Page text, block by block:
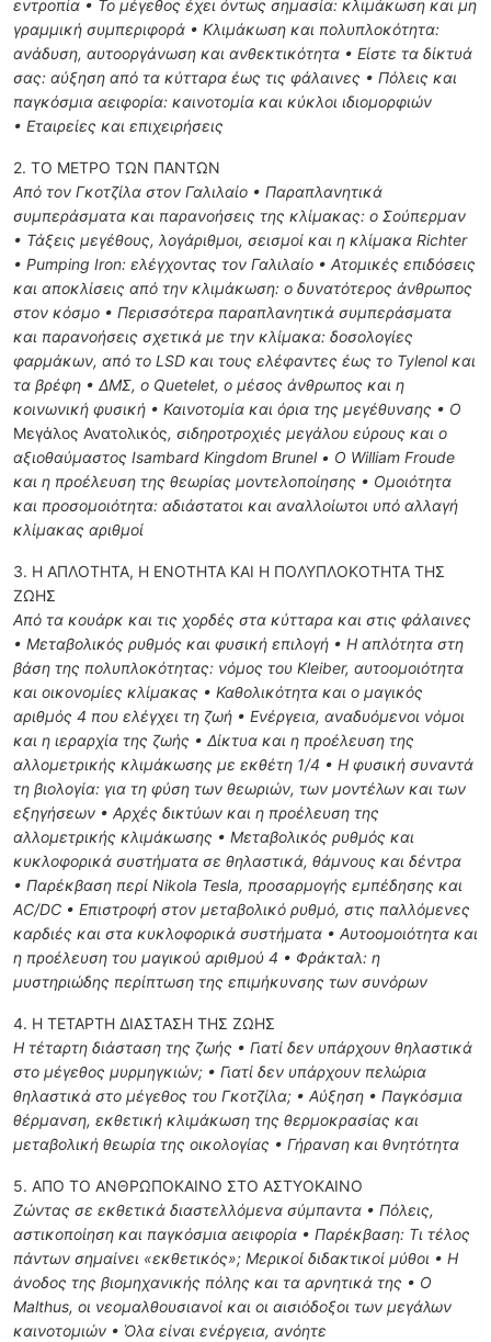
εντροπία • Το μέγεθος έχει όντως σημασία: κλιμάκωση και μη
γραμμική συμπεριφορά • Κλιμάκωση και πολυπλοκότητα:
ανάδυση, αυτοοργάνωση και ανθεκτικότητα • Είστε τα δίκτυά
σας: αύξηση από τα κύτταρα έως τις φάλαινες • Πόλεις και
παγκόσμια αειφορία: καινοτομία και κύκλοι ιδιομορφιών
• Εταιρείες και επιχειρήσεις
2. ΤΟ ΜΕΤΡΟ ΤΩΝ ΠΑΝΤΩΝ
Από τον Γκοτζίλα στον Γαλιλαίο • Παραπλανητικά
συμπεράσματα και παρανοήσεις της κλίμακας: ο Σούπερμαν
• Τάξεις μεγέθους, λογάριθμοι, σεισμοί και η κλίμακα Richter
• Pumping Iron: ελέγχοντας τον Γαλιλαίο • Ατομικές επιδόσεις
και αποκλίσεις από την κλιμάκωση: ο δυνατότερος άνθρωπος
στον κόσμο • Περισσότερα παραπλανητικά συμπεράσματα
και παρανοήσεις σχετικά με την κλίμακα: δοσολογίες
φαρμάκων, από το LSD και τους ελέφαντες έως το Tylenol και
τα βρέφη • ΔΜΣ, ο Quetelet, ο μέσος άνθρωπος και η
κοινωνική φυσική • Καινοτομία και όρια της μεγέθυνσης • Ο
Μεγάλος Ανατολικός, σιδηροτροχιές μεγάλου εύρους και ο
αξιοθαύμαστος Isambard Kingdom Brunel • Ο William Froude
και η προέλευση της θεωρίας μοντελοποίησης • Ομοιότητα
και προσομοιότητα: αδιάστατοι και αναλλοίωτοι υπό αλλαγή
κλίμακας αριθμοί
3. Η ΑΠΛΟΤΗΤΑ, Η ΕΝΟΤΗΤΑ ΚΑΙ Η ΠΟΛΥΠΛΟΚΟΤΗΤΑ ΤΗΣ
ΖΩΗΣ
Από τα κουάρκ και τις χορδές στα κύτταρα και στις φάλαινες
• Μεταβολικός ρυθμός και φυσική επιλογή • Η απλότητα στη
βάση της πολυπλοκότητας: νόμος του Kleiber, αυτοομοιότητα
και οικονομίες κλίμακας • Καθολικότητα και ο μαγικός
αριθμός 4 που ελέγχει τη ζωή • Ενέργεια, αναδυόμενοι νόμοι
και η ιεραρχία της ζωής • Δίκτυα και η προέλευση της
αλλομετρικής κλιμάκωσης με εκθέτη 1/4 • Η φυσική συναντά
τη βιολογία: για τη φύση των θεωριών, των μοντέλων και των
εξηγήσεων • Αρχές δικτύων και η προέλευση της
αλλομετρικής κλιμάκωσης • Μεταβολικός ρυθμός και
κυκλοφορικά συστήματα σε θηλαστικά, θάμνους και δέντρα
• Παρέκβαση περί Nikola Tesla, προσαρμογής εμπέδησης και
AC/DC • Επιστροφή στον μεταβολικό ρυθμό, στις παλλόμενες
καρδιές και στα κυκλοφορικά συστήματα • Αυτοομοιότητα και
η προέλευση του μαγικού αριθμού 4 • Φράκταλ: η
μυστηριώδης περίπτωση της επιμήκυνσης των συνόρων
4. Η ΤΕΤΑΡΤΗ ΔΙΑΣΤΑΣΗ ΤΗΣ ΖΩΗΣ
Η τέταρτη διάσταση της ζωής • Γιατί δεν υπάρχουν θηλαστικά
στο μέγεθος μυρμηγκιών; • Γιατί δεν υπάρχουν πελώρια
θηλαστικά στο μέγεθος του Γκοτζίλα; • Αύξηση • Παγκόσμια
θέρμανση, εκθετική κλιμάκωση της θερμοκρασίας και
μεταβολική θεωρία της οικολογίας • Γήρανση και θνητότητα
5. ΑΠΟ ΤΟ ΑΝΘΡΩΠΟΚΑΙΝΟ ΣΤΟ ΑΣΤΥΟΚΑΙΝΟ
Ζώντας σε εκθετικά διαστελλόμενα σύμπαντα • Πόλεις,
αστικοποίηση και παγκόσμια αειφορία • Παρέκβαση: Τι τέλος
πάντων σημαίνει «εκθετικός»; Μερικοί διδακτικοί μύθοι • Η
άνοδος της βιομηχανικής πόλης και τα αρνητικά της • Ο
Μalthus, οι νεομαλθουσιανοί και οι αισιόδοξοι των μεγάλων
καινοτομιών • Όλα είναι ενέργεια, ανόητε